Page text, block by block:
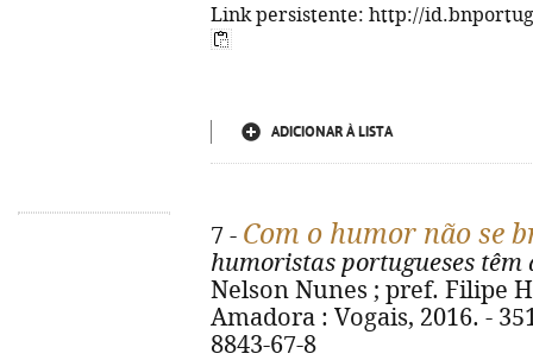
Link persistente: http://
ADICIONAR À LISTA
7 - Com o humor não se
humoristas portugueses têm
Nelson Nunes ; pref. Filipe
Amadora : Vogais, 2016. -
8843-67-8